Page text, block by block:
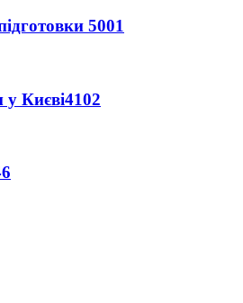
5001
у Києві4102